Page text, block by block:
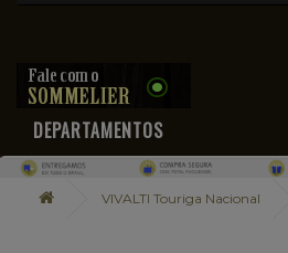
DEPARTAMENTOS
VIVALTI Touriga Nacional